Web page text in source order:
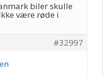
biler skulle
være røde i
#32997